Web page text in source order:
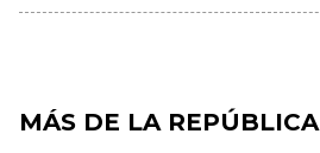
MÁS DE LA REPÚBLICA